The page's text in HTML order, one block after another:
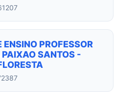
ENSINO PROFESSOR
SANTOS -